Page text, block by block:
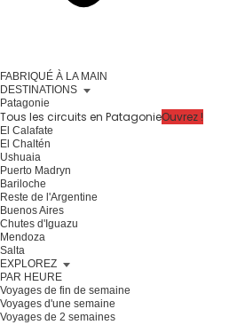
FABRIQUÉ À LA MAIN
DESTINATIONS
Patagonie
Tous les circuits en PatagonieOuvrez !
El Calafate
El Chaltén
Ushuaia
Puerto Madryn
Bariloche
Reste de l'Argentine
Buenos Aires
Chutes d'Iguazu
Mendoza
Salta
EXPLOREZ
PAR HEURE
Voyages de fin de semaine
Voyages d'une semaine
Voyages de 2 semaines